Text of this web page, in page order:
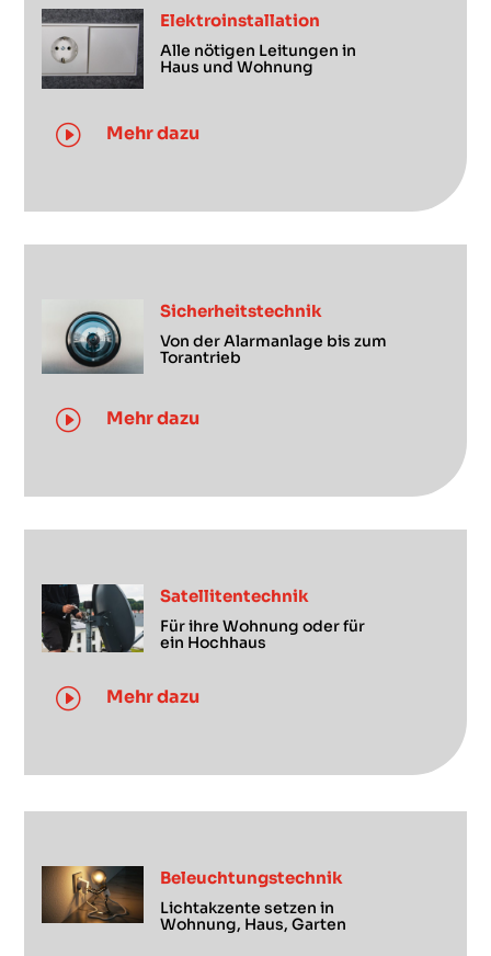
Elektroinstallation
Alle nötigen Leitungen in
Haus und Wohnung
I Mehr dazu
Sicherheitstechnik
Von der Alarmanlage bis zum
Torantrieb
I Mehr dazu
Satellitentechnik
Für ihre Wohnung oder für
ein Hochhaus
I Mehr dazu
Beleuchtungstechnik
Lichtakzente setzen in
Wohnung, Haus, Garten